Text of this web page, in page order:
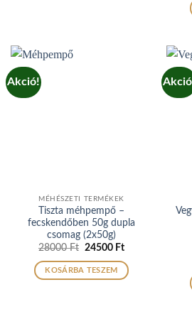
Akció!
MÉHÉSZETI TERMÉKEK
Tiszta méhpempő –
fecskendőben 50g dupla
csomag (2x50g)
28000Ft Original
was:
28000 Ft.
24500 FtCurrent
is:
24500 Ft.
KOSÁRBA TESZEM